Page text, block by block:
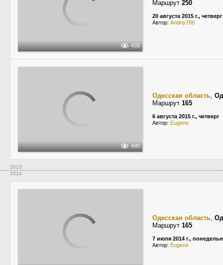
435
Маршрут 250
20 августа 2015 г., четверг
Автор: Andriy789
490
Одесская область,
Маршрут 165
6 августа 2015 г., четверг
Автор: Eugene
2015
2014
Одесская область,
Маршрут 165
7 июля 2014 г.,
Автор: Eugene